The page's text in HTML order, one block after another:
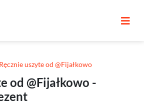
Ręcznie uszyte od @Fijałkowo
od @Fijałkowo -